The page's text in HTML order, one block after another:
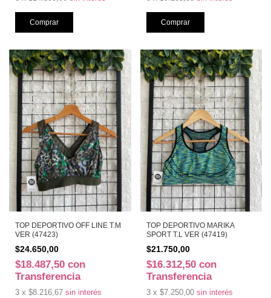
TOP DEPORTIVO OFF LINE T.M
VER (47423)
$24.650,00
$18.487,50 con
Transferencia
3 x $8.216,67 sin interés
TOP DEPORTIVO MARIKA
SPORT T.L VER (47419)
$21.750,00
$16.312,50 con
Transferencia
3 x $7.250,00 sin interés